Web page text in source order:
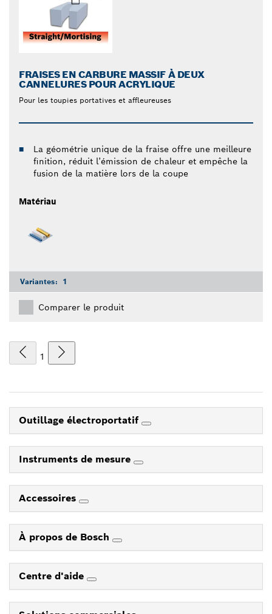
FRAISES EN CARBURE MASSIF À DEUX
CANNELURES POUR ACRYLIQUE
Pour les toupies portatives et affleureuses
La géométrie unique de la fraise offre une meilleure
finition, réduit l’émission de chaleur et empêche la
fusion de la matière lors de la coupe
Matériau
Variantes: 1
Comparer le produit
1
Outillage électroportatif
Instruments de mesure
Accessoires
À propos de Bosch
Centre d'aide